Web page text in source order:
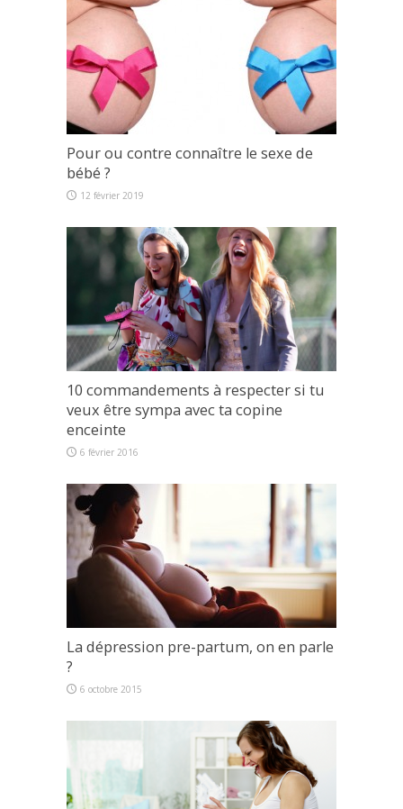
Pour ou contre connaître le sexe de
bébé ?
12 février 2019
10 commandements à respecter si tu
veux être sympa avec ta copine
enceinte
6 février 2016
La dépression pre-partum, on en parle
?
6 octobre 2015